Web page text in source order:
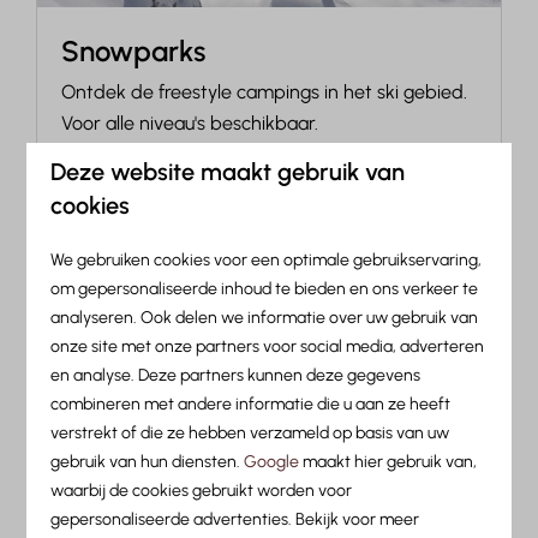
Snowparks
Ontdek de freestyle campings in het ski gebied.
Voor alle niveau's beschikbaar.
Meer
In de omgeving: 10km
Deze website maakt gebruik van
cookies
We gebruiken cookies voor een optimale gebruikservaring,
om gepersonaliseerde inhoud te bieden en ons verkeer te
analyseren. Ook delen we informatie over uw gebruik van
onze site met onze partners voor social media, adverteren
en analyse. Deze partners kunnen deze gegevens
combineren met andere informatie die u aan ze heeft
verstrekt of die ze hebben verzameld op basis van uw
gebruik van hun diensten.Googlemaakt hier gebruik van,
waarbij de cookies gebruikt worden voor
gepersonaliseerde advertenties. Bekijk voor meer